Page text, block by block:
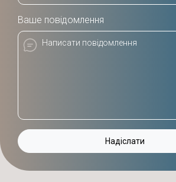
Ваше повідомлення